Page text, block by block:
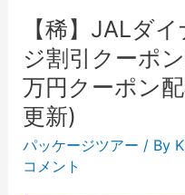
【稀】JALダ
ジ割引クーポ
万円クーポン
更新)
パッケージツアー / By
コメント